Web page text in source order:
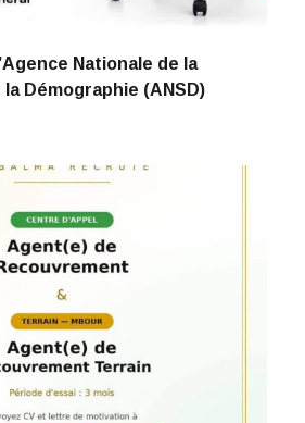
Nationale de la
Démographie (ANSD)